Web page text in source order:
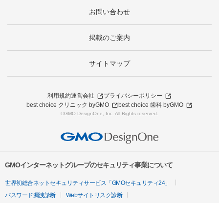
お問い合わせ
掲載のご案内
サイトマップ
利用規約運営会社
プライバシーポリシー
best choice クリニック byGMO
best choice 歯科 byGMO
©GMO DesignOne, Inc. All Rights reserved.
GMOインターネットグループのセキュリティ事業について
世界初総合ネットセキュリティサービス「GMOセキュリティ24」
パスワード漏洩診断
Webサイトリスク診断